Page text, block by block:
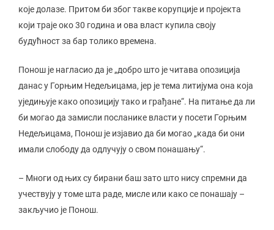
које долазе. Притом би због такве корупције и пројекта
који траје око 30 година и ова власт купила своју
будућност за бар толико времена.
Понош је нагласио да је „добро што је читава опозиција
данас у Горњим Недељицама, јер је тема литијума она која
уједињује како опозицију тако и грађане“. На питање да ли
би могао да замисли посланике власти у посети Горњим
Недељицама, Понош је изјавио да би могао „када би они
имали слободу да одлучују о свом понашању“.
– Многи од њих су бирани баш зато што нису спремни да
учествују у томе шта раде, мисле или како се понашају –
закључио је Понош.